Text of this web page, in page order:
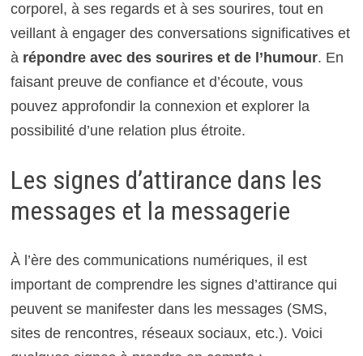
corporel, à ses regards et à ses sourires, tout en
veillant à engager des conversations significatives et
à répondre avec des sourires et de l’humour. En
faisant preuve de confiance et d’écoute, vous
pouvez approfondir la connexion et explorer la
possibilité d’une relation plus étroite.
Les signes d’attirance dans les
messages et la messagerie
À l’ère des communications numériques, il est
important de comprendre les signes d’attirance qui
peuvent se manifester dans les messages (SMS,
sites de rencontres, réseaux sociaux, etc.). Voici